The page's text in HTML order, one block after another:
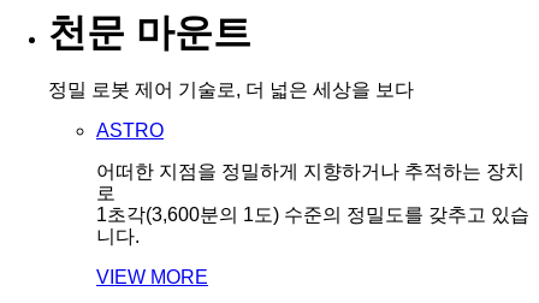
천문 마운트
정밀 로봇 제어 기술로, 더 넓은 세상을 보다
ASTRO
어떠한 지점을 정밀하게 지향하거나 추적하는 장치
로
1초각(3,600분의 1도) 수준의 정밀도를 갖추고 있습
니다.
VIEW MORE